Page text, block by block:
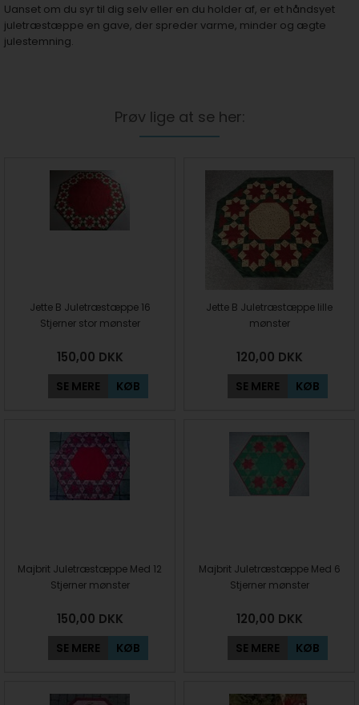
Uanset om du syr til dig selv eller en du holder af, er et håndsyet
juletræstæppe en gave, der spreder varme, minder og ægte
julestemning.
Prøv lige at se her:
Jette B Juletræstæppe 16
Stjerner stor mønster
150,00 DKK
SE MERE KØB
Jette B Juletræstæppe lille
mønster
120,00 DKK
SE MERE KØB
Majbrit Juletræstæppe Med 12
Stjerner mønster
150,00 DKK
SE MERE KØB
Majbrit Juletræstæppe Med 6
Stjerner mønster
120,00 DKK
SE MERE KØB